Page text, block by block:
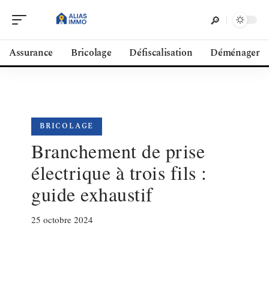
Assurance Bricolage Défiscalisation Déménager
BRICOLAGE
Branchement de prise
électrique à trois fils :
guide exhaustif
25 octobre 2024